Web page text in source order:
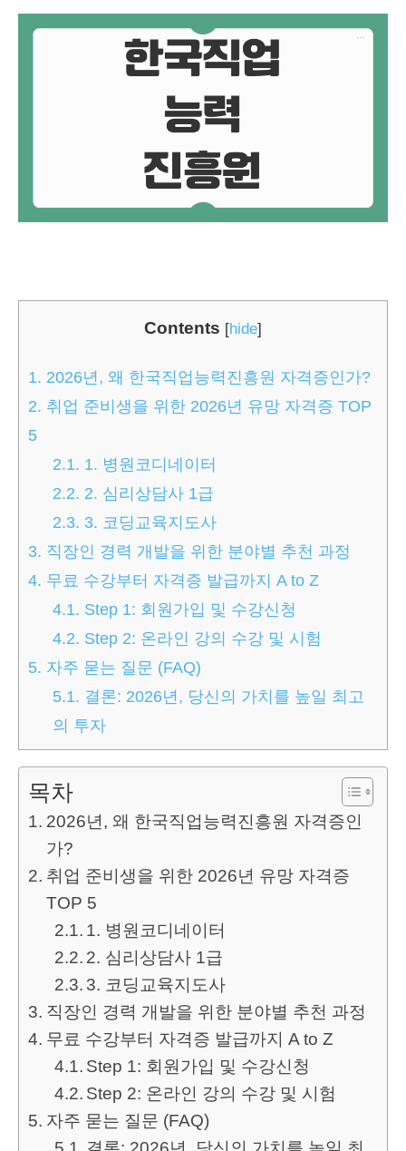
Contents [hide]
1. 2026년, 왜 한국직업능력진흥원 자격증인가?
2. 취업 준비생을 위한 2026년 유망 자격증 TOP
5
2.1. 1. 병원코디네이터
2.2. 2. 심리상담사 1급
2.3. 3. 코딩교육지도사
3. 직장인 경력 개발을 위한 분야별 추천 과정
4. 무료 수강부터 자격증 발급까지 A to Z
4.1. Step 1: 회원가입 및 수강신청
4.2. Step 2: 온라인 강의 수강 및 시험
5. 자주 묻는 질문 (FAQ)
5.1. 결론: 2026년, 당신의 가치를 높일 최고
의 투자
목차
2026년, 왜 한국직업능력진흥원 자격증인
가?
취업 준비생을 위한 2026년 유망 자격증
TOP 5
1. 병원코디네이터
2. 심리상담사 1급
3. 코딩교육지도사
직장인 경력 개발을 위한 분야별 추천 과정
무료 수강부터 자격증 발급까지 A to Z
Step 1: 회원가입 및 수강신청
Step 2: 온라인 강의 수강 및 시험
자주 묻는 질문 (FAQ)